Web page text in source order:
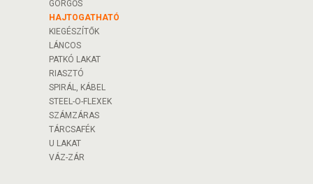
GÖRGŐS
HAJTOGATHATÓ
KIEGÉSZÍTŐK
LÁNCOS
PATKÓ LAKAT
RIASZTÓ
SPIRÁL, KÁBEL
STEEL-O-FLEXEK
SZÁMZÁRAS
TÁRCSAFÉK
U LAKAT
VÁZ-ZÁR